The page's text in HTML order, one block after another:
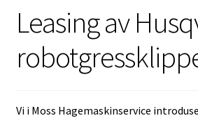
Leasing av
Vi i Moss Hagemaskinservice